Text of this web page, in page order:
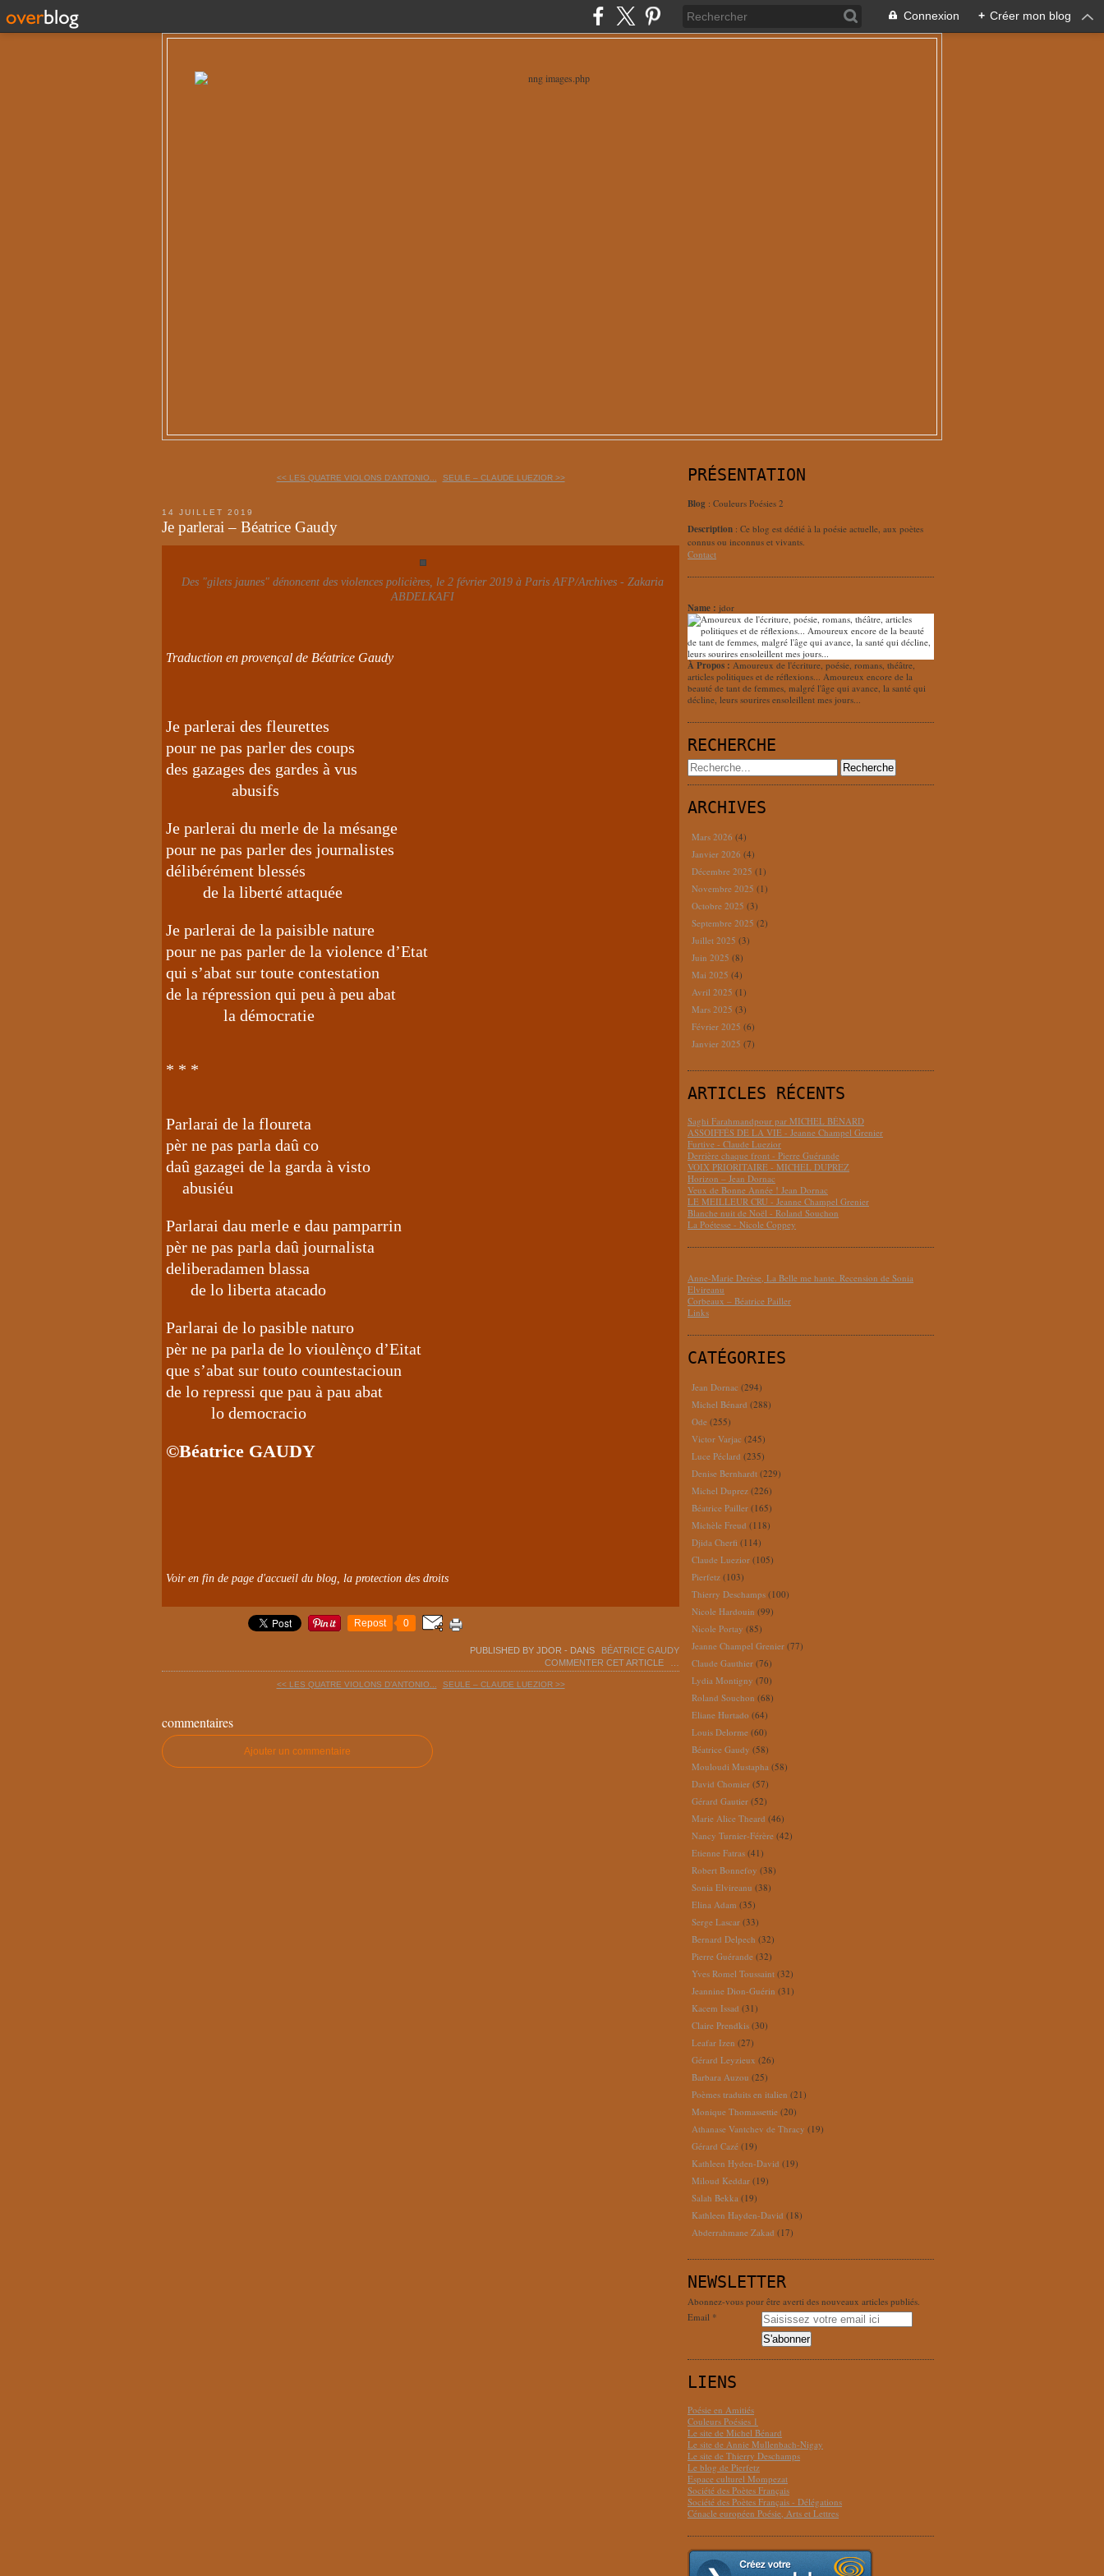
Connexion + Créer mon blog
<< LES QUATRE VIOLONS D’ANTONIO... SEULE – CLAUDE LUEZIOR >>
14 JUILLET 2019
Je parlerai – Béatrice Gaudy
Des "gilets jaunes" dénoncent des violences policières, le 2 février 2019 à Paris AFP/Archives - Zakaria
ABDELKAFI
Traduction en provençal de Béatrice Gaudy
Je parlerai des fleurettes
pour ne pas parler des coups
des gazages des gardes à vus
abusifs
Je parlerai du merle de la mésange
pour ne pas parler des journalistes
délibérément blessés
de la liberté attaquée
Je parlerai de la paisible nature
pour ne pas parler de la violence d’Etat
qui s’abat sur toute contestation
de la répression qui peu à peu abat
la démocratie
* * *
Parlarai de la floureta
pèr ne pas parla daû co
daû gazagei de la garda à visto
abusiéu
Parlarai dau merle e dau pamparrin
pèr ne pas parla daû journalista
deliberadamen blassa
de lo liberta atacado
Parlarai de lo pasible naturo
pèr ne pa parla de lo vioulènço d’Eitat
que s’abat sur touto countestacioun
de lo repressi que pau à pau abat
lo democracio
©Béatrice GAUDY
Voir en fin de page d'accueil du blog, la protection des droits
Repost 0
PUBLISHED BY JDOR - DANS
BÉATRICE GAUDY
COMMENTER CET ARTICLE
<< LES QUATRE VIOLONS D’ANTONIO... SEULE – CLAUDE LUEZIOR >>
commentaires
Ajouter un commentaire
PRÉSENTATION
Blog : Couleurs Poésies 2
Description : Ce blog est dédié à la poésie actuelle, aux poètes
connus ou inconnus et vivants.
Contact
Name : jdor
À Propos : Amoureux de l'écriture, poésie, romans, théâtre,
articles politiques et de réflexions... Amoureux encore de la
beauté de tant de femmes, malgré l'âge qui avance, la santé qui
décline, leurs sourires ensoleillent mes jours...
RECHERCHE
ARCHIVES
Mars 2026 (4)
Janvier 2026 (4)
Décembre 2025 (1)
Novembre 2025 (1)
Octobre 2025 (3)
Septembre 2025 (2)
Juillet 2025 (3)
Juin 2025 (8)
Mai 2025 (4)
Avril 2025 (1)
Mars 2025 (3)
Février 2025 (6)
Janvier 2025 (7)
ARTICLES RÉCENTS
Saghi Farahmandpour par MICHEL BÉNARD
ASSOIFFÉS DE LA VIE - Jeanne Champel Grenier
Furtive - Claude Luezior
Derrière chaque front - Pierre Guérande
VOIX PRIORITAIRE - MICHEL DUPREZ
Horizon – Jean Dornac
Veux de Bonne Année ! Jean Dornac
LE MEILLEUR CRU - Jeanne Champel Grenier
Blanche nuit de Noël - Roland Souchon
La Poétesse - Nicole Coppey
Anne-Marie Derèse, La Belle me hante. Recension de Sonia
Elvireanu
Corbeaux – Béatrice Pailler
Links
CATÉGORIES
Jean Dornac (294)
Michel Bénard (288)
Ode (255)
Victor Varjac (245)
Luce Péclard (235)
Denise Bernhardt (229)
Michel Duprez (226)
Béatrice Pailler (165)
Michèle Freud (118)
Djida Cherfi (114)
Claude Luezior (105)
Pierfetz (103)
Thierry Deschamps (100)
Nicole Hardouin (99)
Nicole Portay (85)
Jeanne Champel Grenier (77)
Claude Gauthier (76)
Lydia Montigny (70)
Roland Souchon (68)
Eliane Hurtado (64)
Louis Delorme (60)
Béatrice Gaudy (58)
Mouloudi Mustapha (58)
David Chomier (57)
Gérard Gautier (52)
Marie Alice Theard (46)
Nancy Turnier-Férère (42)
Etienne Fatras (41)
Robert Bonnefoy (38)
Sonia Elvireanu (38)
Elina Adam (35)
Serge Lascar (33)
Bernard Delpech (32)
Pierre Guérande (32)
Yves Romel Toussaint (32)
Jeannine Dion-Guérin (31)
Kacem Issad (31)
Claire Prendkis (30)
Leafar Izen (27)
Gérard Leyzieux (26)
Barbara Auzou (25)
Poèmes traduits en italien (21)
Monique Thomassettie (20)
Athanase Vantchev de Thracy (19)
Gérard Cazé (19)
Kathleen Hyden-David (19)
Miloud Keddar (19)
Salah Bekka (19)
Kathleen Hayden-David (18)
Abderrahmane Zakad (17)
NEWSLETTER
Abonnez-vous pour être averti des nouveaux articles publiés.
Email
LIENS
Poésie en Amitiés
Couleurs Poésies 1
Le site de Michel Bénard
Le site de Annie Mullenbach-Nigay
Le site de Thierry Deschamps
Le blog de Pierfetz
Espace culturel Mompezat
Société des Poètes Français
Société des Poètes Français - Délégations
Cénacle européen Poésie, Arts et Lettres